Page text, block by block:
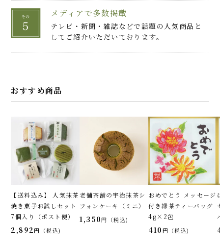
メディアで多数掲載
テレビ・新聞・雑誌などで話題の人気商品と
してご紹介いただいております。
おすすめ商品
【送料込み】 人気抹茶
焼き菓子お試しセット
7個入り（ポスト便）
2,892 税込
老舗茶舗の宇治抹茶シ
フォンケーキ（ミニ）
1,350 税込
おめでとう メッセージ
付き緑茶ティーバッグ
4g×2包
410 税込